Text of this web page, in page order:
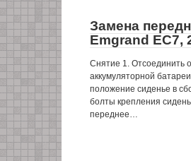
Замена
Emgrand EC7,
Снятие 1. Отсоединить
аккумуляторной
положение сиденье в
болты крепления
переднее…